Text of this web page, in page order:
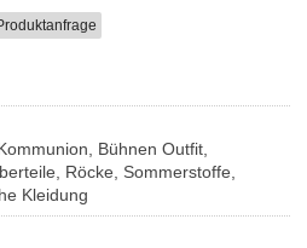
Bühnen Outfit,
Röcke, Sommerstoffe,
Kleidung